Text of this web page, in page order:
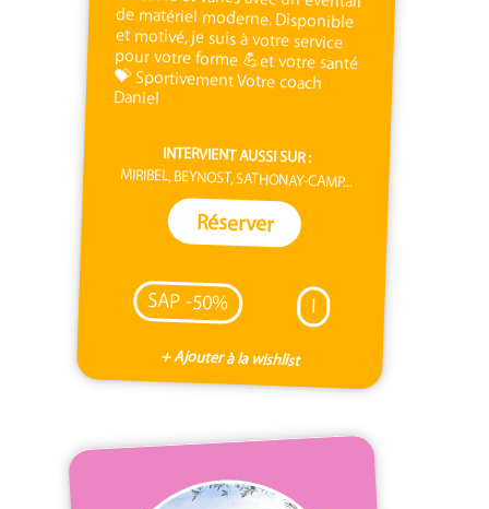
Daniel
INTERVIENT AUSSI SUR :
MIRIBEL, BEYNOST, SATHONAY-CAMP...
Réserver
SAP -50% I
+ Ajouter à la wishlist